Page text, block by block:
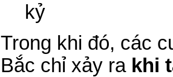
kỷ
Trong khi đó, các
Bắc chỉ xảy ra khi